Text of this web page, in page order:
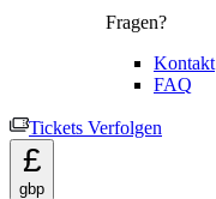
Fragen?
Kontakt
FAQ
Tickets Verfolgen
£
gbp